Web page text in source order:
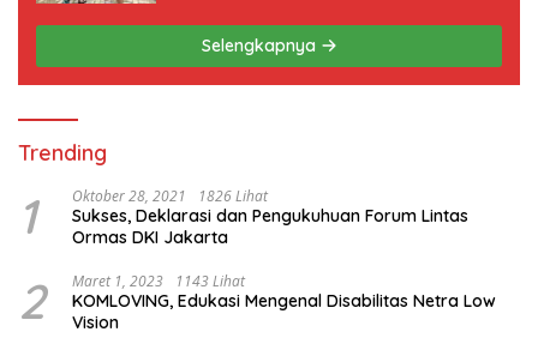
Selengkapnya
Trending
1 Oktober 28, 2021 1826 Lihat
Sukses, Deklarasi dan Pengukuhuan Forum Lintas
Ormas DKI Jakarta
2 Maret 1, 2023 1143 Lihat
KOMLOVING, Edukasi Mengenal Disabilitas Netra Low
Vision